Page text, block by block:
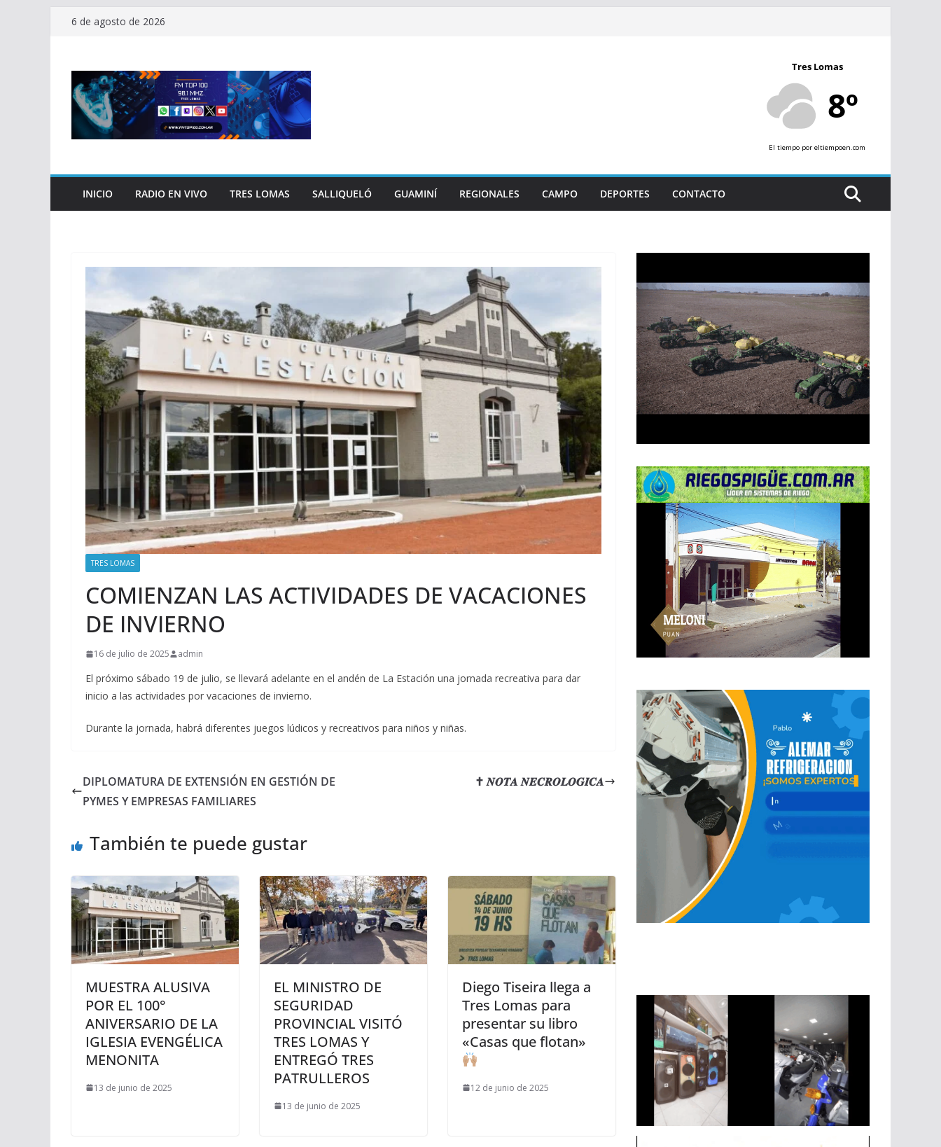
Saltar6 de agosto de 2026
Tres Lomas
8º
El tiempo por eltiempoen.com
INICIO RADIO EN VIVO TRES LOMAS SALLIQUELÓ GUAMINÍ REGIONALES CAMPO DEPORTES CONTACTO
TRES LOMAS
COMIENZAN LAS ACTIVIDADES DE VACACIONES
DE INVIERNO
16 de julio de 2025 admin
El próximo sábado 19 de julio, se llevará adelante en el andén de La Estación una jornada recreativa para dar
inicio a las actividades por vacaciones de invierno.
Durante la jornada, habrá diferentes juegos lúdicos y recreativos para niños y niñas.
DIPLOMATURA DE EXTENSIÓN EN GESTIÓN DE
PYMES Y EMPRESAS FAMILIARES
✝ 𝑵𝑶𝑻𝑨 𝑵𝑬𝑪𝑹𝑶𝑳𝑶𝑮𝑰𝑪𝑨
También te puede gustar
MUESTRA ALUSIVA
POR EL 100°
ANIVERSARIO DE LA
IGLESIA EVENGÉLICA
MENONITA
13 de junio de 2025
EL MINISTRO DE
SEGURIDAD
PROVINCIAL VISITÓ
TRES LOMAS Y
ENTREGÓ TRES
PATRULLEROS
13 de junio de 2025
Diego Tiseira llega a
Tres Lomas para
presentar su libro
«Casas que flotan»
12 de junio de 2025